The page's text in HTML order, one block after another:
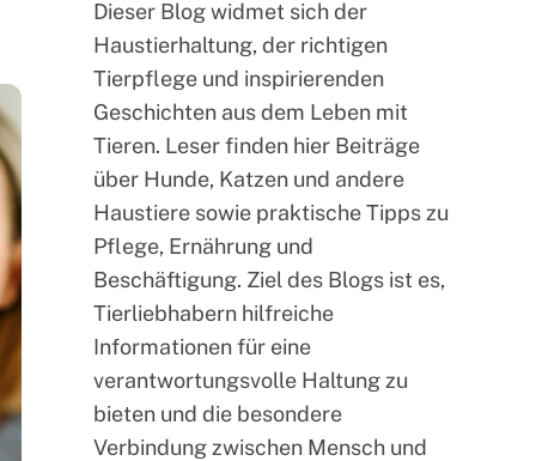
Dieser Blog widmet sich der
Haustierhaltung, der richtigen
Tierpflege und inspirierenden
Geschichten aus dem Leben mit
Tieren. Leser finden hier Beiträge
über Hunde, Katzen und andere
Haustiere sowie praktische Tipps zu
Pflege, Ernährung und
Beschäftigung. Ziel des Blogs ist es,
Tierliebhabern hilfreiche
Informationen für eine
verantwortungsvolle Haltung zu
bieten und die besondere
Verbindung zwischen Mensch und